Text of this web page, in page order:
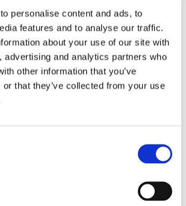
personalise content and ads, to
features and to analyse our traffic.
about your use of our site with
advertising and analytics partners who
other information that you’ve
or that they’ve collected from your use
av höga
men